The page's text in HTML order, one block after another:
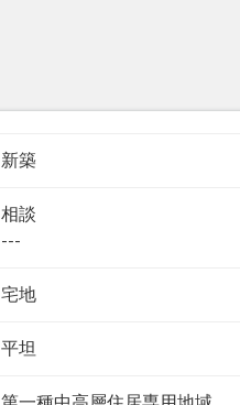
新築
相談
---
宅地
平坦